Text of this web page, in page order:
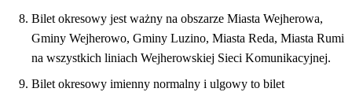
Bilet okresowy jest ważny na obszarze Miasta Wejherowa,
Gminy Wejherowo, Gminy Luzino, Miasta Reda, Miasta Rumi
na wszystkich liniach Wejherowskiej Sieci Komunikacyjnej.
Bilet okresowy imienny normalny i ulgowy to bilet